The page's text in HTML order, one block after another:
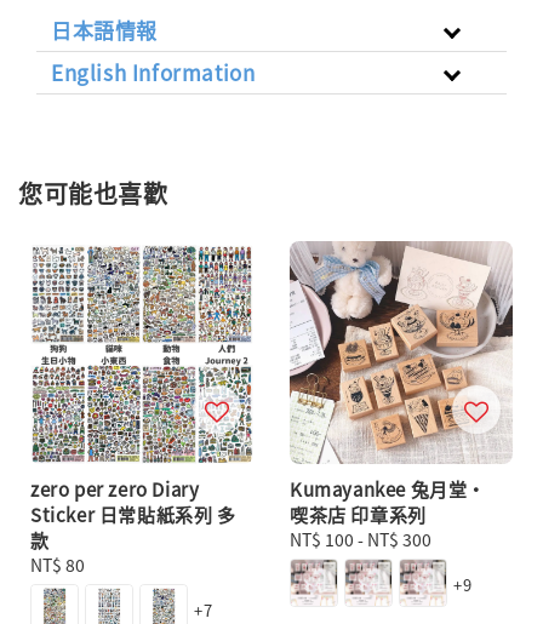
日本語情報
English Information
您可能也喜歡
zero per zero Diary
Sticker 日常貼紙系列 多
款
Regular
price
NT$ 80
+7
Kumayankee 兔月堂・
喫茶店 印章系列
Regular
price
NT$ 100 - NT$ 300
+9